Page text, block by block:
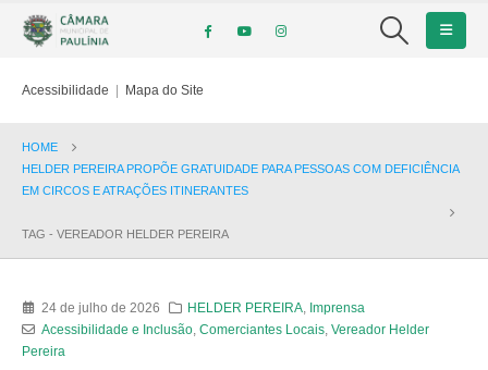
Acessibilidade | Mapa do Site
HOME
HELDER PEREIRA PROPÕE GRATUIDADE PARA PESSOAS COM DEFICIÊNCIA
EM CIRCOS E ATRAÇÕES ITINERANTES
TAG - VEREADOR HELDER PEREIRA
24 de julho de 2026 HELDER PEREIRA Imprensa
Acessibilidade e Inclusão, Comerciantes Locais, Vereador Helder
Pereira